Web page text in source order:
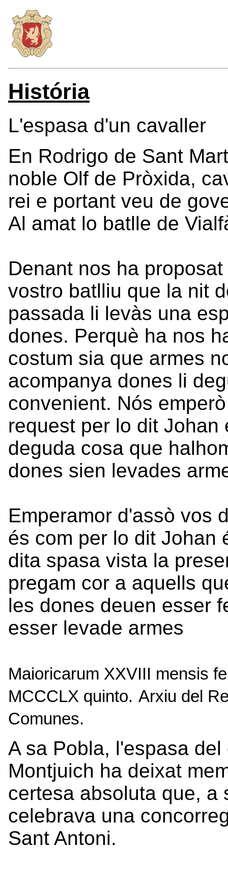
História
L'espasa d'un cavaller
En Rodrigo de Sant
noble Olf de Pròxida,
rei e portant veu de
Al amat lo batlle de
Denant nos ha
vostro batlliu que la nit
passada li levàs una
dones. Perquè ha nos
costum sia que armes
acompanya dones li
convenient. Nós
request per lo dit
deguda cosa que
dones sien levades
Emperamor d'assò vos
és com per lo dit Johan
dita spasa vista la
pregam cor a aquells
les dones deuen esser
esser levade armes
Maioricarum XXVIII mensis
MCCCLX quinto. Arxiu del
Comunes.
A sa Pobla, l'espasa
Montjuich ha deixat
certesa absoluta que, a
celebrava una
Sant Antoni.